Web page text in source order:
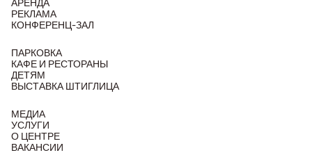
АРЕНДА
РЕКЛАМА
КОНФЕРЕНЦ-ЗАЛ
ПАРКОВКА
КАФЕ И РЕСТОРАНЫ
ДЕТЯМ
ВЫСТАВКА ШТИГЛИЦА
МЕДИА
УСЛУГИ
О ЦЕНТРЕ
ВАКАНСИИ